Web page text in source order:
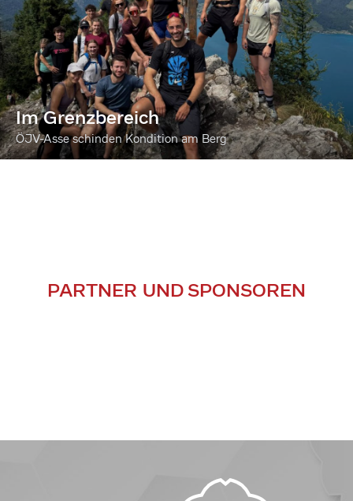
Im Grenzbereich
ÖJV-Asse schinden Kondition am Berg
PARTNER UND SPONSOREN